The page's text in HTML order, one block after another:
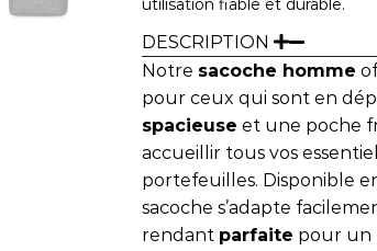
utilisation fiable et durable.
DESCRIPTION
Notre sacoche homme
pour ceux qui sont en
spacieuse et une poche
accueillir tous vos
portefeuilles. Disponible
sacoche s’adapte
rendant parfaite pour un